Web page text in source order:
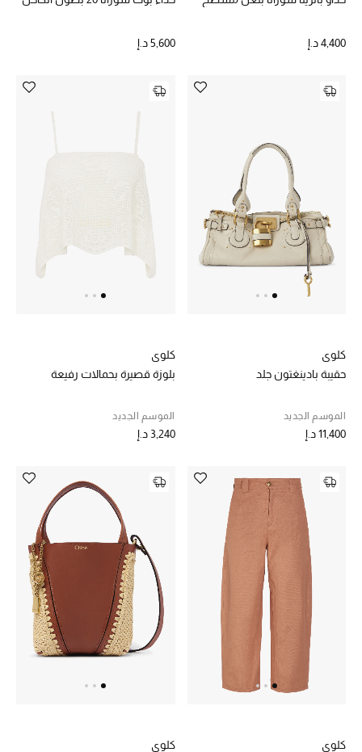
هدايا للأطفال
مستلزمات البنات (2 - 14 سنة)
مستلزمات الأولاد (2 - 14 سنة)
أبرز المصممين
العودة إلى المدرسة
مستلزمات المنزل
عرض جميع المنتجات
ما وصلنا حديثا
أبرز المصممين
الديكورات والإكسسوارات
4,400 د.إ 5,600 د.إ
كلوي
حقيبة بادينغتون جلد
الموسم الجديد
11,400 د.إ
كلوي
بلوزة قصيرة بحمالات رفيعة
الموسم الجديد
3,240 د.إ
كلوي
كلوي